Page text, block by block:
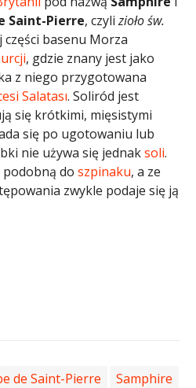
Saint-Pierre, czylizioło św.
części basenu Morza
, gdzie znany jest jako
z niego przygotowana
Salatası. Soliród jest
się krótkimi, mięsistymi
się po ugotowaniu lub
nie używa się jednaksoli.
podobną do szpinaku, a ze
zwykle podaje się ją
de Saint-Pierre
Samphire